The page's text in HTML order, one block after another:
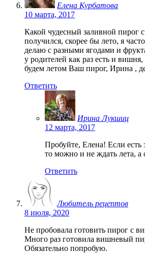
Елена Курбатова
10 марта, 2017
Какой чудесный заливной пирог
получился, скорее бы лето, я
делаю с разными ягодами и
у родителей как раз есть и
будем летом Ваш пирог, Ирина ,
Ответить
Ирина Лукшиц
12 марта, 2017
Пробуйте, Елена! Если
то можно и не ждать лета, а
Ответить
Любитель рецептов
8 июля, 2020
Не пробовала готовить пирог с
Много раз готовила вишневый
Обязательно попробую.